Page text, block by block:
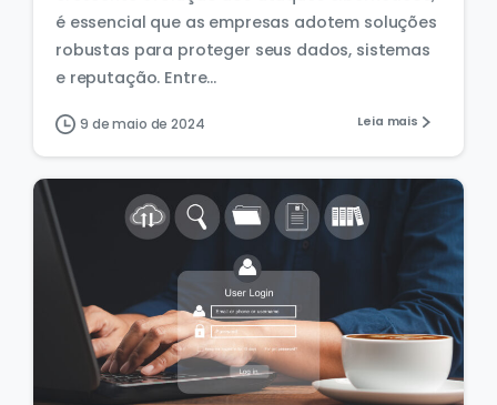
é essencial que as empresas adotem soluções
robustas para proteger seus dados, sistemas
e reputação. Entre...
9 de maio de 2024 Leia mais